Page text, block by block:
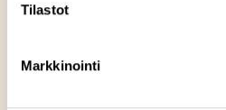
Tilastot
Markkinointi